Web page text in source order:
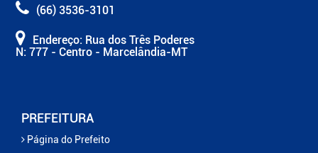
(66) 3536-3101
Endereço: Rua dos Três Poderes
N: 777 - Centro - Marcelândia-MT
PREFEITURA
Página do Prefeito